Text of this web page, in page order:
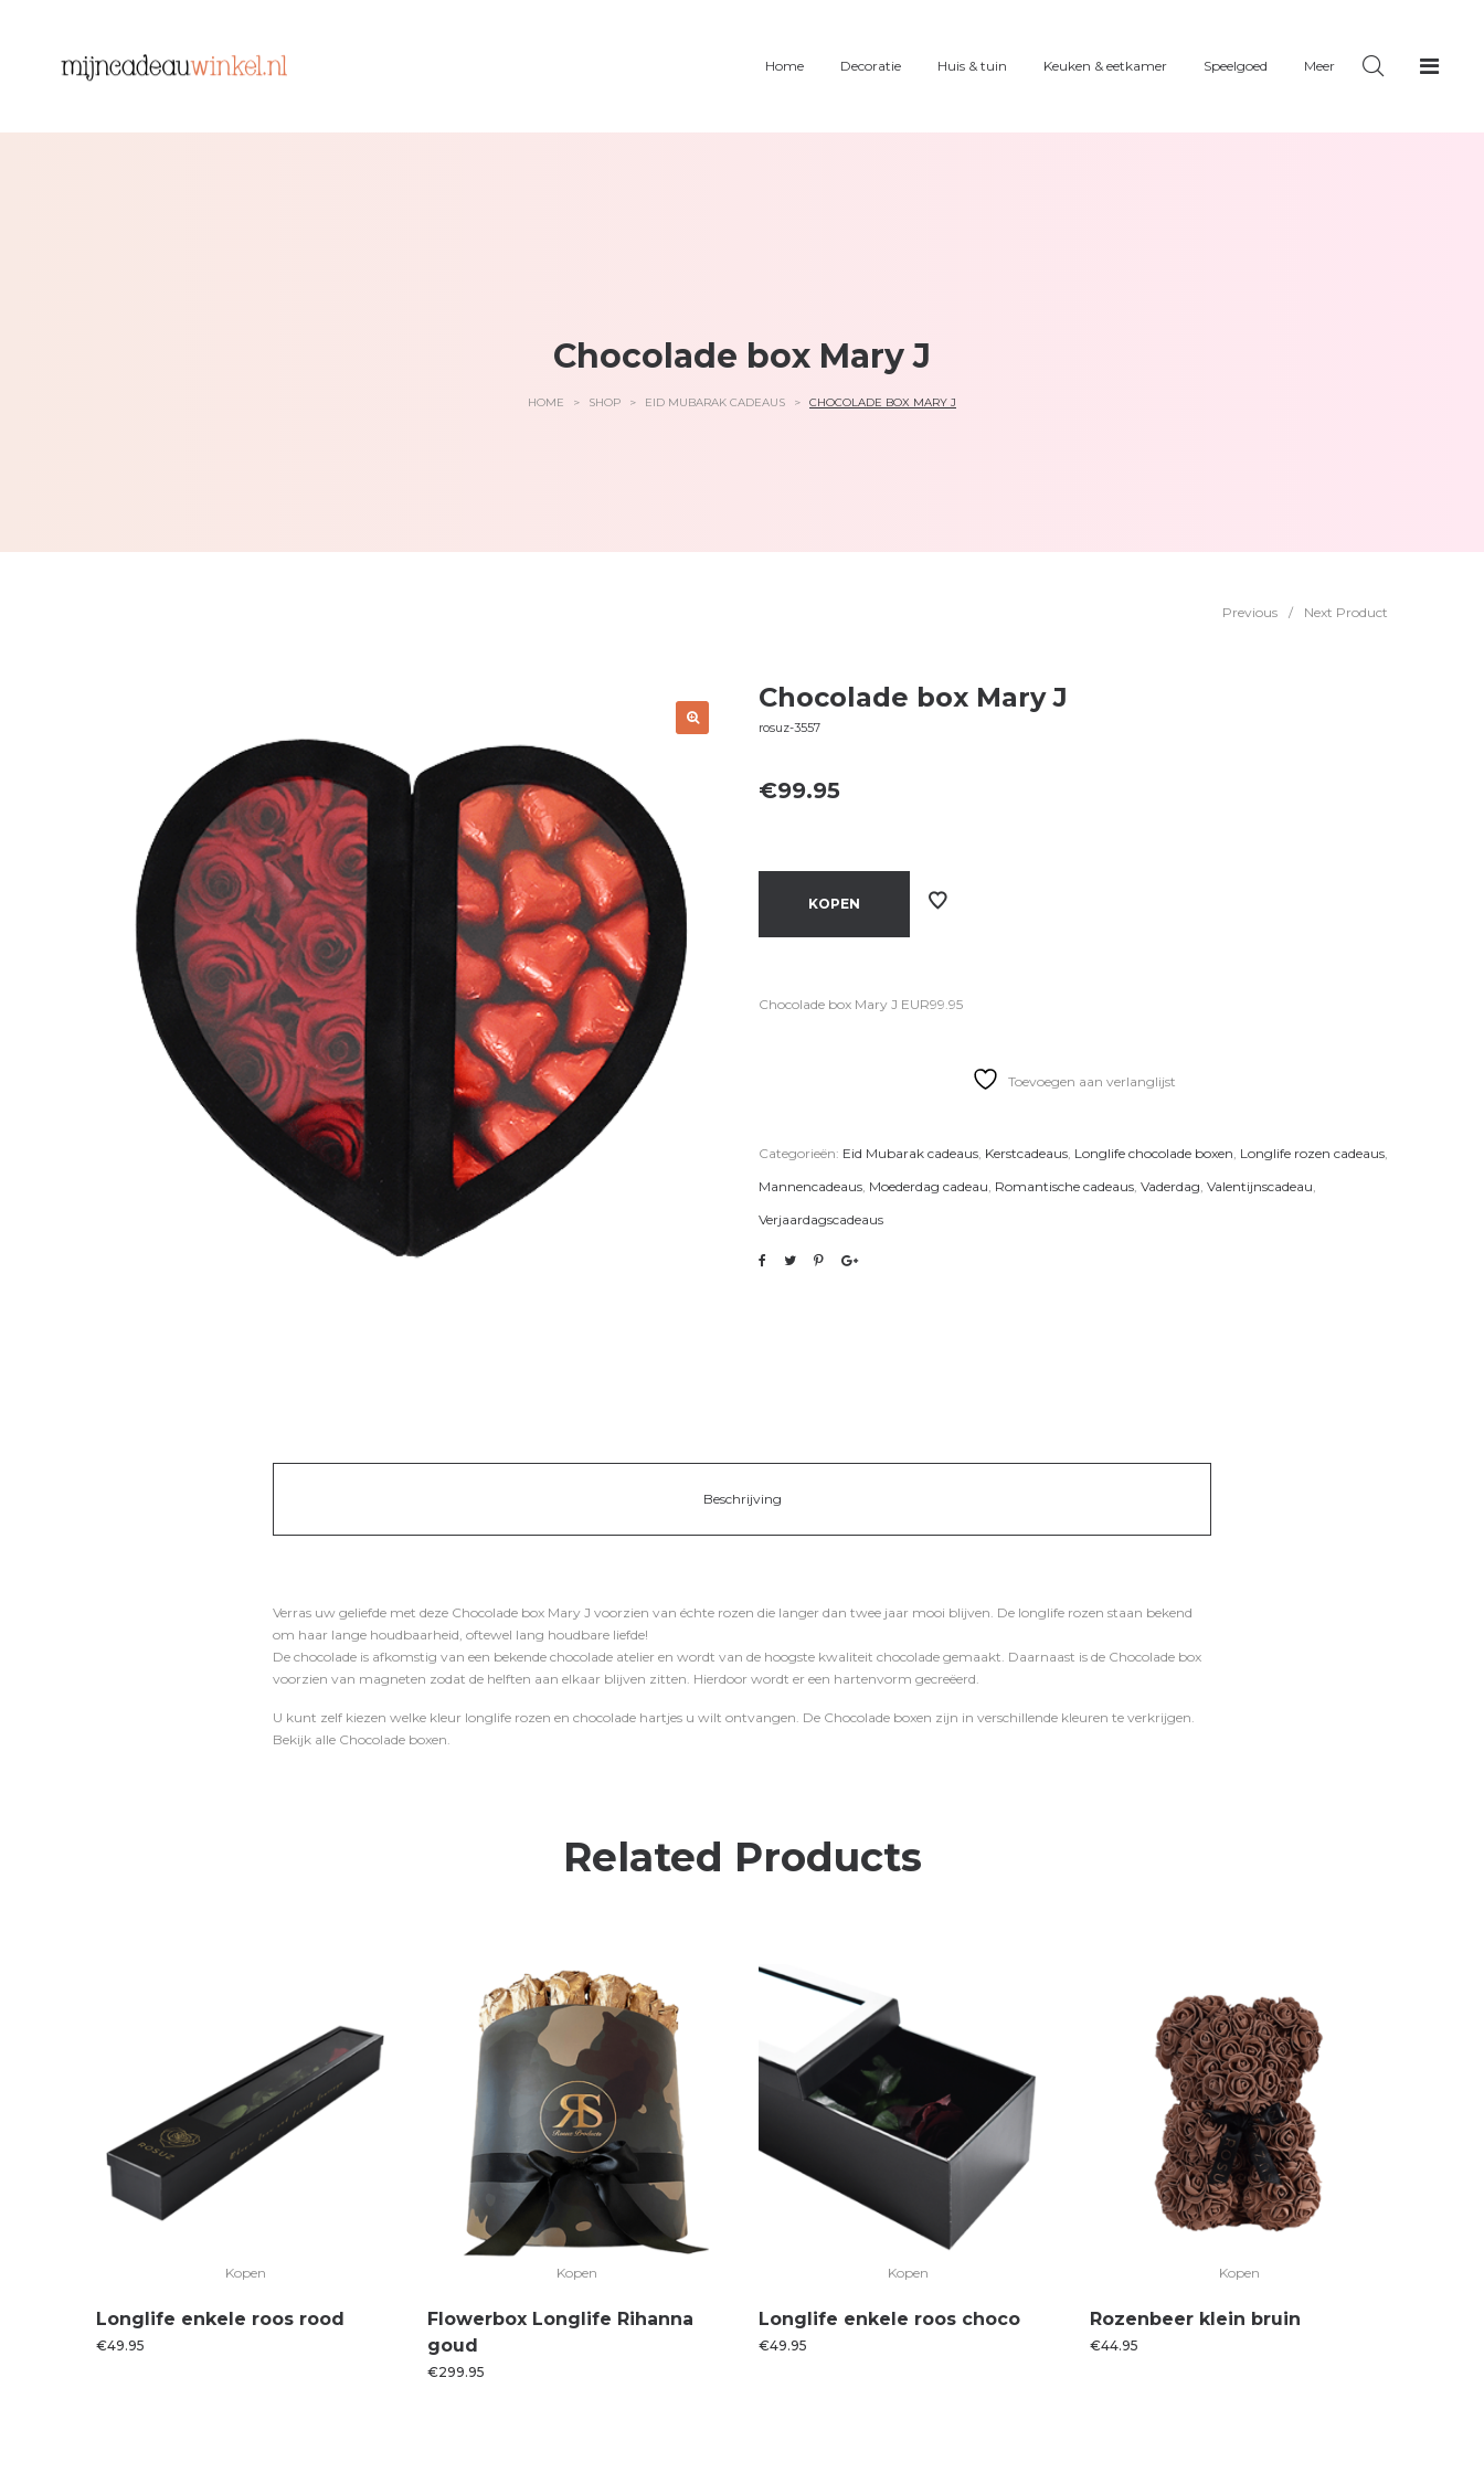
Home Decoratie Huis & tuin Keuken & eetkamer Speelgoed Meer
Chocolade box Mary J
HOME > SHOP > EID MUBARAK CADEAUS > CHOCOLADE BOX MARY J
Previous / Next Product
Chocolade box Mary J
rosuz-3557
€99.95
KOPEN
Chocolade box Mary J EUR99.95
Toevoegen aan verlanglijst
Categorieën: Eid Mubarak cadeaus, Kerstcadeaus, Longlife chocolade boxen, Longlife rozen cadeaus,
Mannencadeaus, Moederdag cadeau, Romantische cadeaus, Vaderdag, Valentijnscadeau,
Verjaardagscadeaus
Beschrijving
Verras uw geliefde met deze Chocolade box Mary J voorzien van échte rozen die langer dan twee jaar mooi blijven. De longlife rozen staan bekend
om haar lange houdbaarheid, oftewel lang houdbare liefde!
De chocolade is afkomstig van een bekende chocolade atelier en wordt van de hoogste kwaliteit chocolade gemaakt. Daarnaast is de Chocolade box
voorzien van magneten zodat de helften aan elkaar blijven zitten. Hierdoor wordt er een hartenvorm gecreëerd.
U kunt zelf kiezen welke kleur longlife rozen en chocolade hartjes u wilt ontvangen. De Chocolade boxen zijn in verschillende kleuren te verkrijgen.
Bekijk alle Chocolade boxen.
Related Products
Kopen
Longlife enkele roos rood
€49.95
Kopen
Flowerbox Longlife Rihanna
goud
€299.95
Kopen
Longlife enkele roos choco
€49.95
Kopen
Rozenbeer klein bruin
€44.95